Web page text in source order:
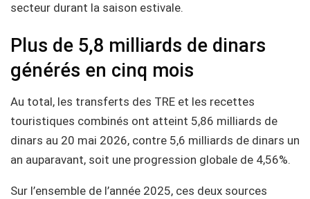
secteur durant la saison estivale.
Plus de 5,8 milliards de dinars
générés en cinq mois
Au total, les transferts des TRE et les recettes
touristiques combinés ont atteint 5,86 milliards de
dinars au 20 mai 2026, contre 5,6 milliards de dinars un
an auparavant, soit une progression globale de 4,56%.
Sur l’ensemble de l’année 2025, ces deux sources